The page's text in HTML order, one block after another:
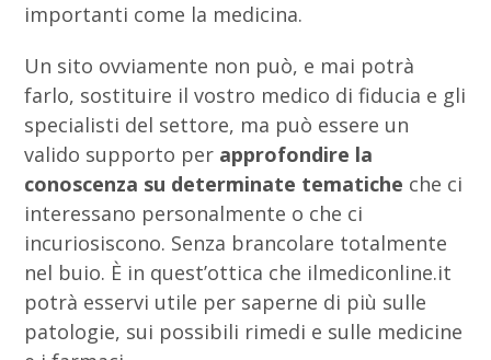
importanti come la medicina.
Un sito ovviamente non può, e mai potrà
farlo, sostituire il vostro medico di fiducia e gli
specialisti del settore, ma può essere un
valido supporto per approfondire la
conoscenza su determinate tematiche che ci
interessano personalmente o che ci
incuriosiscono. Senza brancolare totalmente
nel buio. È in quest’ottica che ilmediconline.it
potrà esservi utile per saperne di più sulle
patologie, sui possibili rimedi e sulle medicine